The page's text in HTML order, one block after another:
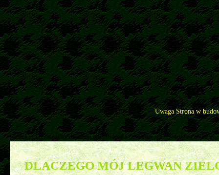
Uwaga Strona w
Pytania>>Legwan zielony - najczęściej zadawane pytania>>Dlaczego mój legwan zielony nic nie je?
DLACZEGO MÓJ LEGWAN